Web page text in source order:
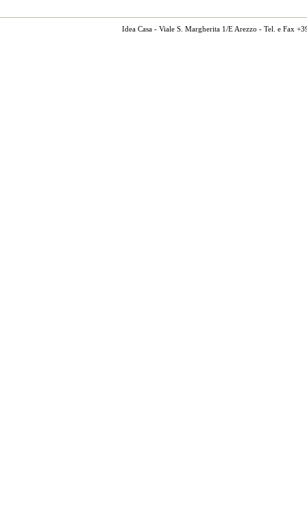
Idea Casa - Viale S. Margherita 1/E Arezzo - Tel. e Fax